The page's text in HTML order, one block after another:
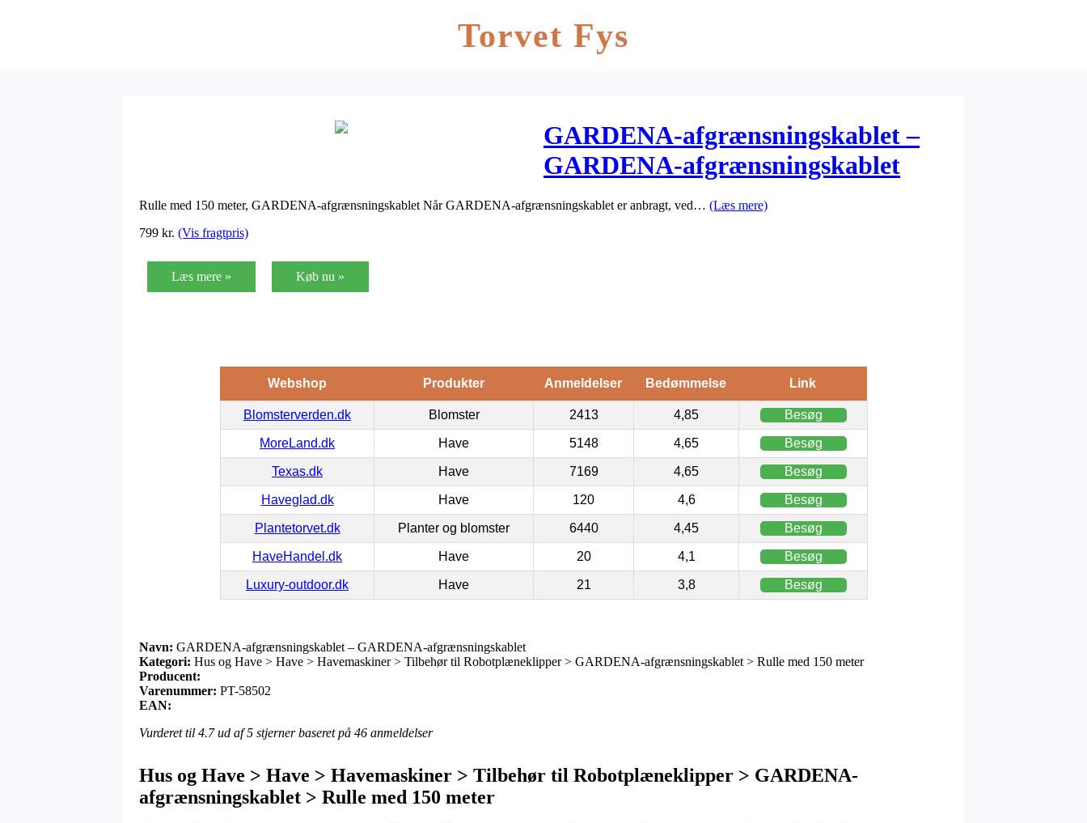
Torvet Fys
GARDENA-afgrænsningskablet –
GARDENA-afgrænsningskablet
Rulle med 150 meter, GARDENA-afgrænsningskablet Når GARDENA-afgrænsningskablet er anbragt, ved… (Læs mere)
799 kr. (Vis fragtpris)
Læs mere » Køb nu »
Webshop Produkter Anmeldelser Bedømmelse Link
Blomsterverden.dk Blomster 2413 4,85 Besøg
MoreLand.dk Have 5148 4,65 Besøg
Texas.dk Have 7169 4,65 Besøg
Haveglad.dk Have 120 4,6 Besøg
Plantetorvet.dk Planter og blomster 6440 4,45 Besøg
HaveHandel.dk Have 20 4,1 Besøg
Luxury-outdoor.dk Have 21 3,8 Besøg
Navn: GARDENA-afgrænsningskablet – GARDENA-afgrænsningskablet
Kategori: Hus og Have > Have > Havemaskiner > Tilbehør til Robotplæneklipper > GARDENA-afgrænsningskablet > Rulle med 150 meter
Producent:
Varenummer: PT-58502
EAN:
Vurderet til 4.7ud af 5 stjerner baseret på 46 anmeldelser
Hus og Have > Have > Havemaskiner > Tilbehør til Robotplæneklipper > GARDENA-
afgrænsningskablet > Rulle med 150 meter